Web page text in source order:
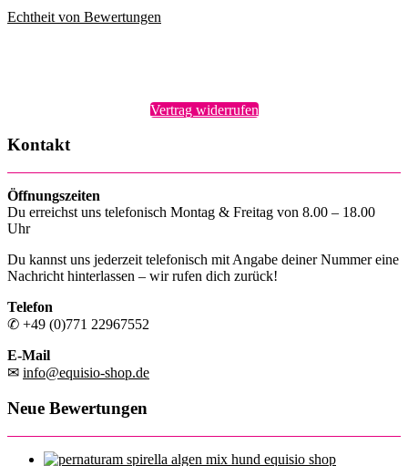
Echtheit von Bewertungen
Vertrag widerrufen
Kontakt
Öffnungszeiten
Du erreichst uns telefonisch Montag & Freitag von 8.00 – 18.00
Uhr
Du kannst uns jederzeit telefonisch mit Angabe deiner Nummer eine
Nachricht hinterlassen – wir rufen dich zurück!
Telefon
✆ +49 (0)771 22967552
E-Mail
✉ info@equisio-shop.de
Neue Bewertungen